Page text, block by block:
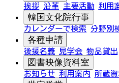
挨拶 沿革 主要活動 利用
韓国文化院行事
カレンダーで検索 分野別
各種申請
後援名義 見学会 物品貸出
図書映像資料室
お知らせ 利用案内 所蔵